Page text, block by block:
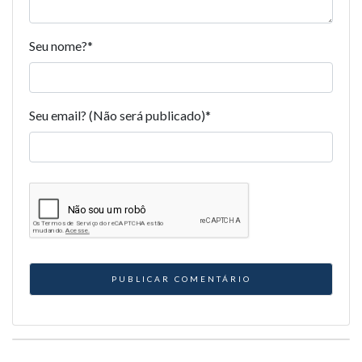
Seu nome?*
Seu email? (Não será publicado)*